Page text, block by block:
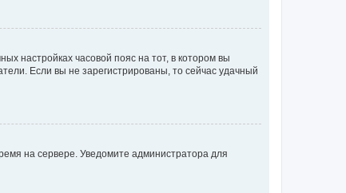
настройках часовой пояс на тот, в котором вы
Если вы не зарегистрированы, то сейчас удачный
на сервере. Уведомите администратора для